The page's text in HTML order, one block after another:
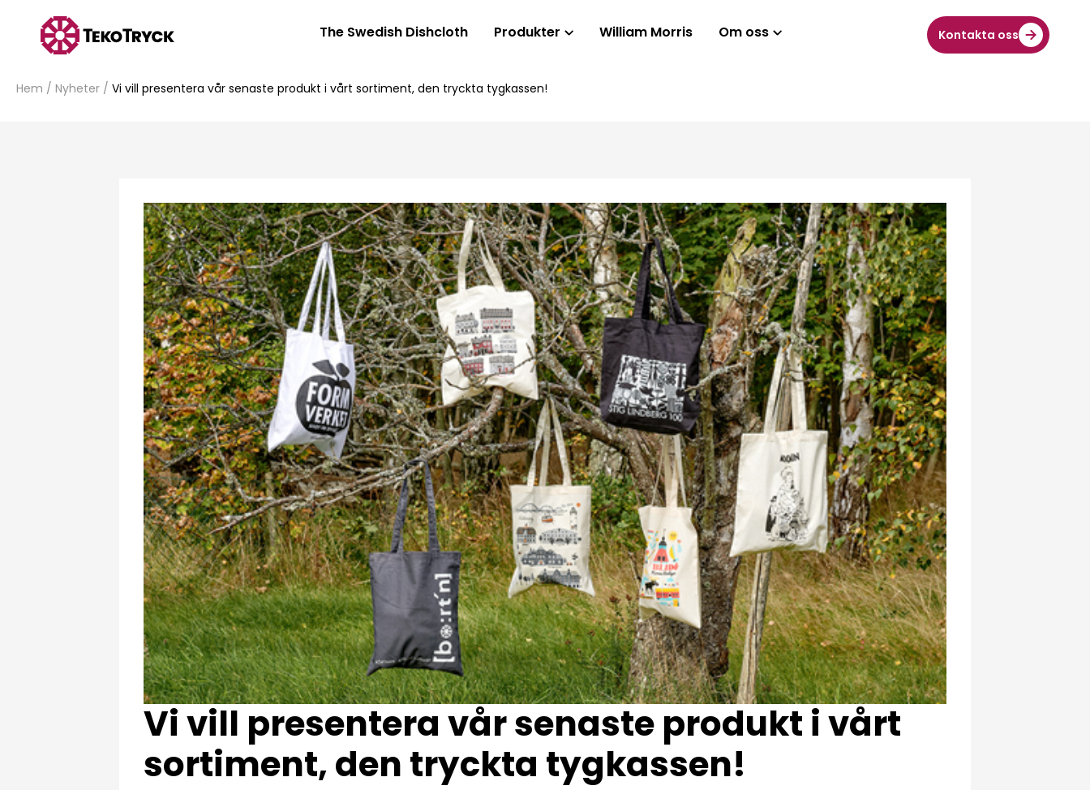
The Swedish Dishcloth Produkter William Morris Om oss Kontakta oss
Hem / Nyheter / Vi vill presentera vår senaste produkt i vårt sortiment, den tryckta tygkassen!
Vi vill presentera vår senaste produkt i vårt
sortiment, den tryckta tygkassen!